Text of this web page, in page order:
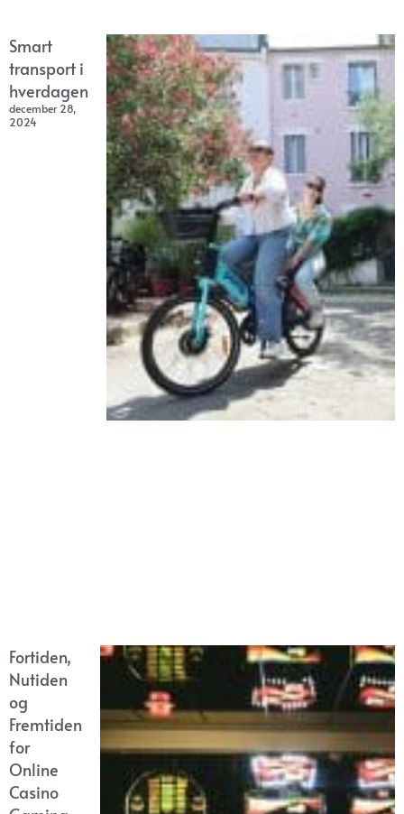
Smart
transport i
hverdagen
december 28,
2024
Fortiden,
Nutiden
og
Fremtiden
for
Online
Casino